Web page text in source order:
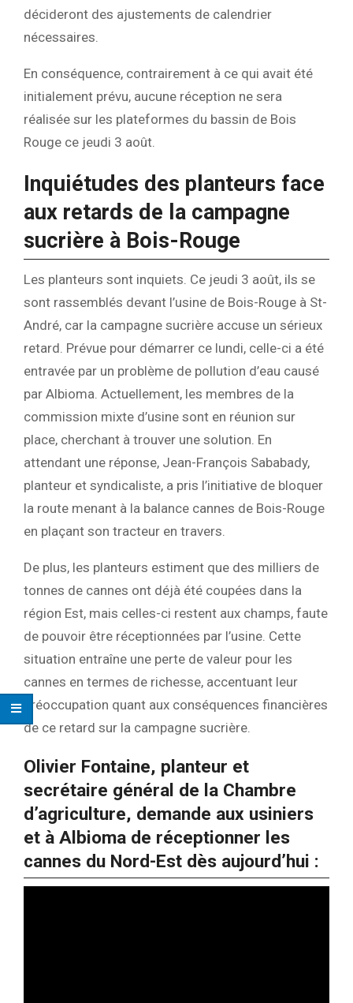
décideront des ajustements de calendrier
nécessaires.
En conséquence, contrairement à ce qui avait été
initialement prévu, aucune réception ne sera
réalisée sur les plateformes du bassin de Bois
Rouge ce jeudi 3 août.
Inquiétudes des planteurs face
aux retards de la campagne
sucrière à Bois-Rouge
Les planteurs sont inquiets. Ce jeudi 3 août, ils se
sont rassemblés devant l’usine de Bois-Rouge à St-
André, car la campagne sucrière accuse un sérieux
retard. Prévue pour démarrer ce lundi, celle-ci a été
entravée par un problème de pollution d’eau causé
par Albioma. Actuellement, les membres de la
commission mixte d’usine sont en réunion sur
place, cherchant à trouver une solution. En
attendant une réponse, Jean-François Sababady,
planteur et syndicaliste, a pris l’initiative de bloquer
la route menant à la balance cannes de Bois-Rouge
en plaçant son tracteur en travers.
De plus, les planteurs estiment que des milliers de
tonnes de cannes ont déjà été coupées dans la
région Est, mais celles-ci restent aux champs, faute
de pouvoir être réceptionnées par l’usine. Cette
situation entraîne une perte de valeur pour les
cannes en termes de richesse, accentuant leur
préoccupation quant aux conséquences financières
de ce retard sur la campagne sucrière.
Olivier Fontaine, planteur et
secrétaire général de la Chambre
d’agriculture, demande aux usiniers
et à Albioma de réceptionner les
cannes du Nord-Est dès aujourd’hui :